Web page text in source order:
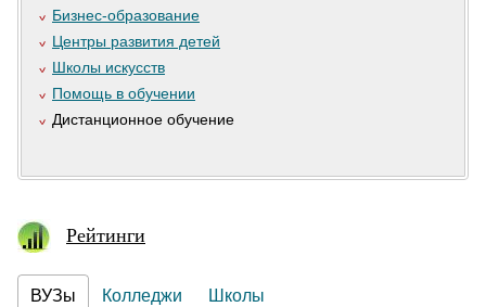
Бизнес-образование
Центры развития детей
Школы искусств
Помощь в обучении
Дистанционное обучение
Рейтинги
ВУЗы Колледжи
Школы